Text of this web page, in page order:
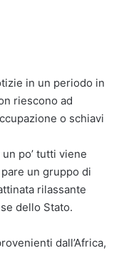
in un periodo in
riescono ad
o schiavi
po’ tutti viene
un gruppo di
rilassante
dello Stato.
dall’Africa,